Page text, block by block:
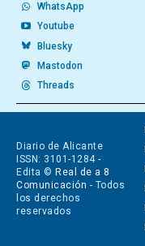
WhatsApp
Youtube
Bluesky
Mastodon
Threads
Diario de Alicante
ISSN: 3101-1284 -
Edita © Real de a 8
Comunicación - Todos
los derechos
reservados